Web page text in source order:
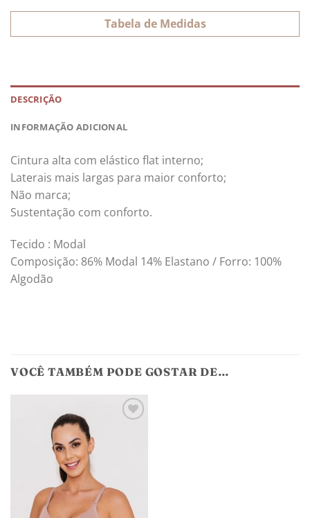
Tabela de Medidas
DESCRIÇÃO
INFORMAÇÃO ADICIONAL
Cintura alta com elástico flat interno;
Laterais mais largas para maior conforto;
Não marca;
Sustentação com conforto.
Tecido : Modal
Composição: 86% Modal 14% Elastano / Forro: 100%
Algodão
VOCÊ TAMBÉM PODE GOSTAR DE…
desejos